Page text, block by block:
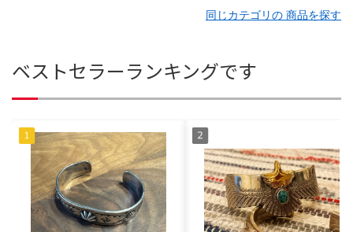
同じカテゴリの 商品を探す
ベストセラーランキングです